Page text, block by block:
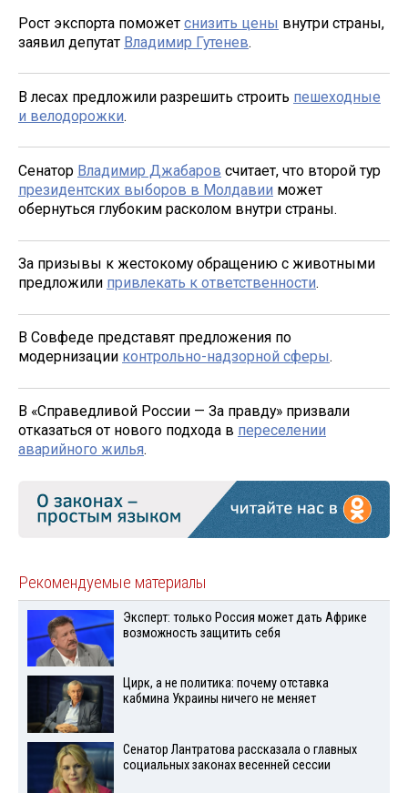
Рост экспорта поможет снизить цены внутри страны,
заявил депутат Владимир Гутенев.
В лесах предложили разрешить строить пешеходные
и велодорожки.
Сенатор Владимир Джабаров считает, что второй тур
президентских выборов в Молдавии может
обернуться глубоким расколом внутри страны.
За призывы к жестокому обращению с животными
предложили привлекать к ответственности.
В Совфеде представят предложения по
модернизации контрольно-надзорной сферы.
В «Справедливой России — За правду» призвали
отказаться от нового подхода в переселении
аварийного жилья.
Рекомендуемые материалы
Эксперт: только Россия может дать Африке
возможность защитить себя
Цирк, а не политика: почему отставка
кабмина Украины ничего не меняет
Сенатор Лантратова рассказала о главных
социальных законах весенней сессии